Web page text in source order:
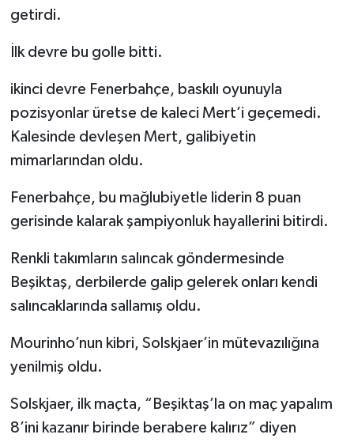
getirdi.
İlk devre bu golle bitti.
ikinci devre Fenerbahçe, baskılı oyunuyla
pozisyonlar üretse de kaleci Mert’i geçemedi.
Kalesinde devleşen Mert, galibiyetin
mimarlarından oldu.
Fenerbahçe, bu mağlubiyetle liderin 8 puan
gerisinde kalarak şampiyonluk hayallerini bitirdi.
Renkli takımların salıncak göndermesinde
Beşiktaş, derbilerde galip gelerek onları kendi
salıncaklarında sallamış oldu.
Mourinho’nun kibri, Solskjaer’in mütevazılığına
yenilmiş oldu.
Solskjaer, ilk maçta, “Beşiktaş’la on maç yapalım
8’ini kazanır birinde berabere kalırız” diyen